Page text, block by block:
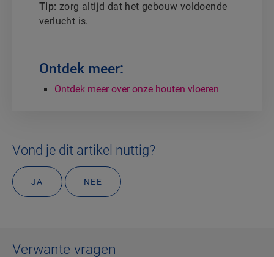
Tip: zorg altijd dat het gebouw voldoende
verlucht is.
Ontdek meer:
Ontdek meer over onze houten vloeren
Vond je dit artikel nuttig?
JA NEE
Verwante vragen